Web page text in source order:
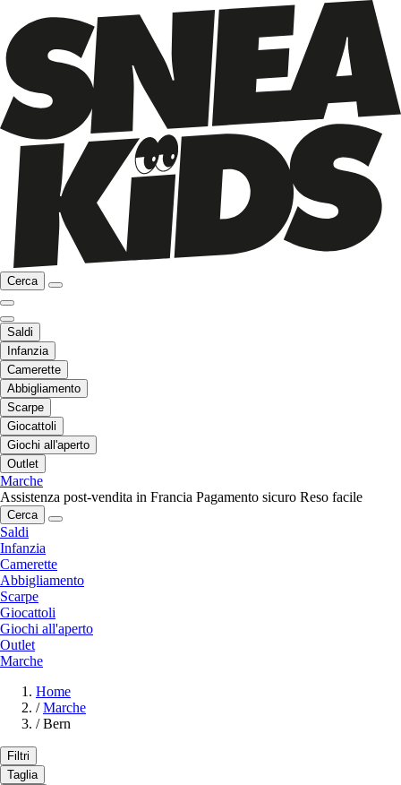
Cerca
Saldi
Infanzia
Camerette
Abbigliamento
Scarpe
Giocattoli
Giochi all'aperto
Outlet
Marche
Assistenza post-vendita in Francia Pagamento sicuro Reso facile
Cerca
Saldi
Infanzia
Camerette
Abbigliamento
Scarpe
Giocattoli
Giochi all'aperto
Outlet
Marche
Home
/ Marche
/ Bern
Filtri
Taglia